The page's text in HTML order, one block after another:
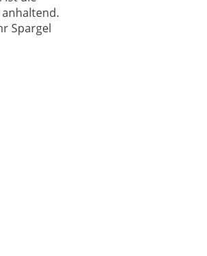
Spargel